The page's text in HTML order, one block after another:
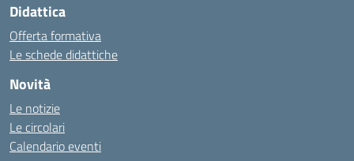
Didattica
Offerta formativa
Le schede didattiche
Novità
Le notizie
Le circolari
Calendario eventi